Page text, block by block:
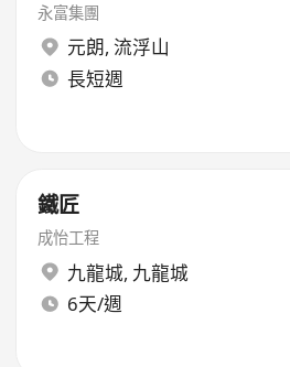
永富集團
元朗, 流浮山
長短週
鐵匠
成怡工程
九龍城, 九龍城
6天/週